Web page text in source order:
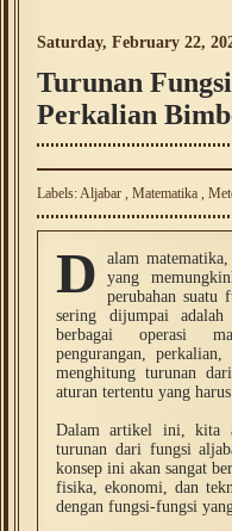
Saturday, February 22,
Turunan
Perkalian
Labels:Aljabar , Matematika ,
D
alam
yang
perubahan suatu
sering dijumpai
berbagai operasi
pengurangan,
menghitung turunan
aturan tertentu yang
Dalam artikel ini, kita
turunan dari fungsi
konsep ini akan sangat
fisika, ekonomi, dan
dengan fungsi-fungsi